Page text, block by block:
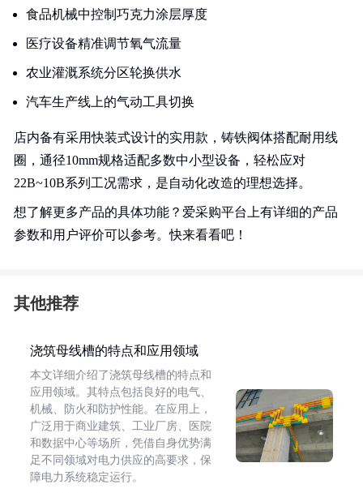
食品机械中控制巧克力涂层厚度
医疗设备精准调节氧气流量
农业灌溉系统分区轮换供水
汽车生产线上的气动工具切换
店内备有采用快装式设计的实用款，铸铁阀体搭配耐用线
圈，通径10mm规格适配多数中小型设备，轻松应对
22B~10B系列工况需求，是自动化改造的理想选择。
想了解更多产品的具体功能？爱采购平台上有详细的产品
参数和用户评价可以参考。快来看看吧！
其他推荐
浇筑母线槽的特点和应用领域
本文详细介绍了浇筑母线槽的特点和
应用领域。其特点包括良好的电气、
机械、防火和防护性能。在应用上，
广泛用于商业建筑、工业厂房、医院
和数据中心等场所，凭借自身优势满
足不同领域对电力供应的高要求，保
障电力系统稳定运行。